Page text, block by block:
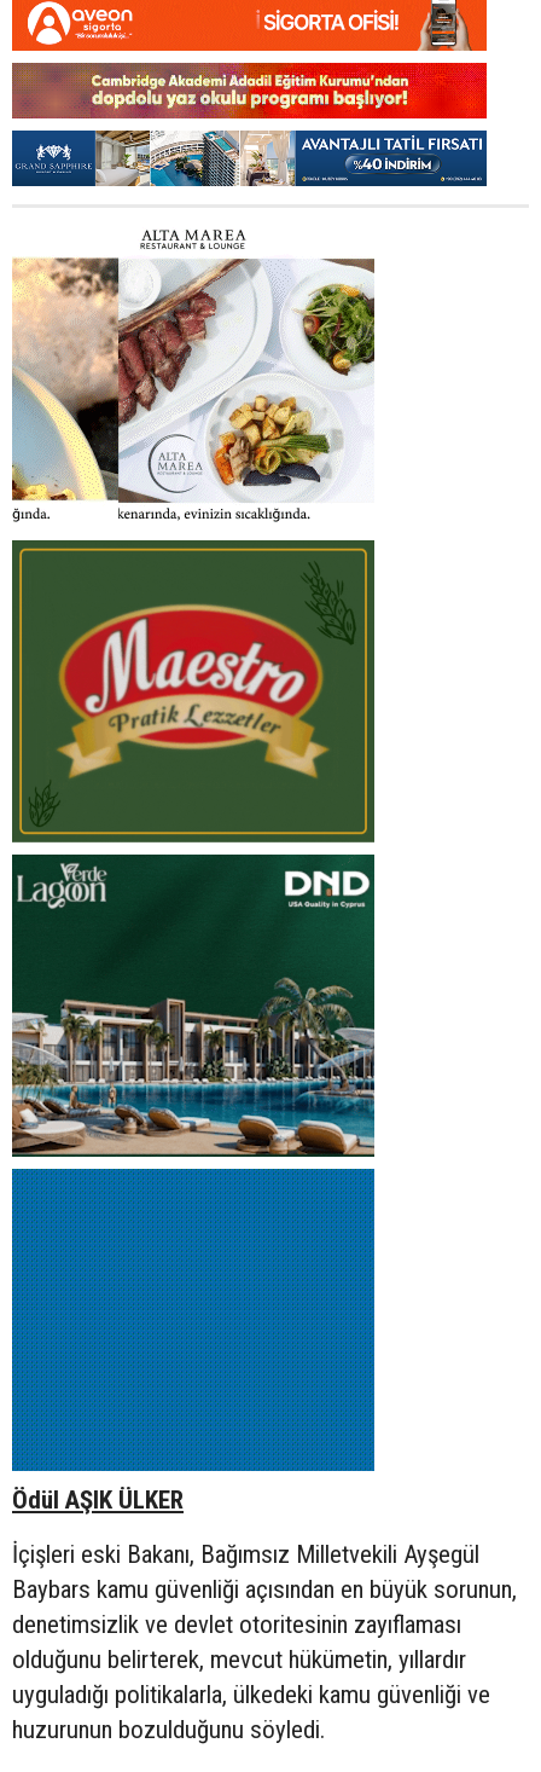
Ödül AŞIK ÜLKER
İçişleri eski Bakanı, Bağımsız Milletvekili Ayşegül
Baybars kamu güvenliği açısından en büyük sorunun,
denetimsizlik ve devlet otoritesinin zayıflaması
olduğunu belirterek, mevcut hükümetin, yıllardır
uyguladığı politikalarla, ülkedeki kamu güvenliği ve
huzurunun bozulduğunu söyledi.